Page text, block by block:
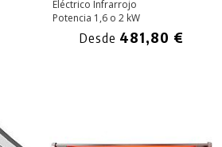
Eléctrico Infrarrojo
Potencia 1,6 o 2 kW
Desde 481,80 €